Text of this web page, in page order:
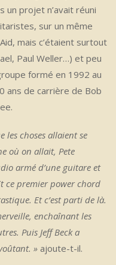
un projet n’avait réuni
sur un même
mais c’étaient surtout
Paul Weller…) et peu
formé en 1992 au
ans de carrière de Bob
les choses allaient se
où on allait, Pete
armé d’une guitare et
ce premier power chord
Et c’est parti de là.
enchaînant les
Puis Jeff Beck a
» ajoute-t-il.